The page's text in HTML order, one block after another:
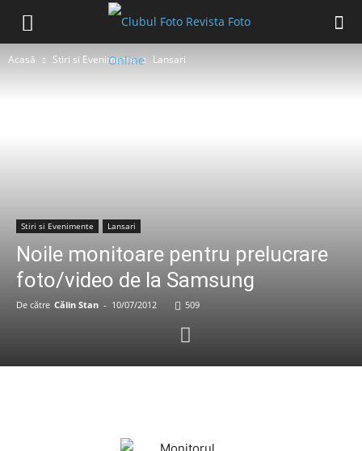
Acasă Stiri si Evenimente Lansari
Stiri si Evenimente Lansari
Noile monitoare pentru prelucrare
foto/video de la Samsung
De către Călin Stan - 10/07/2012 509